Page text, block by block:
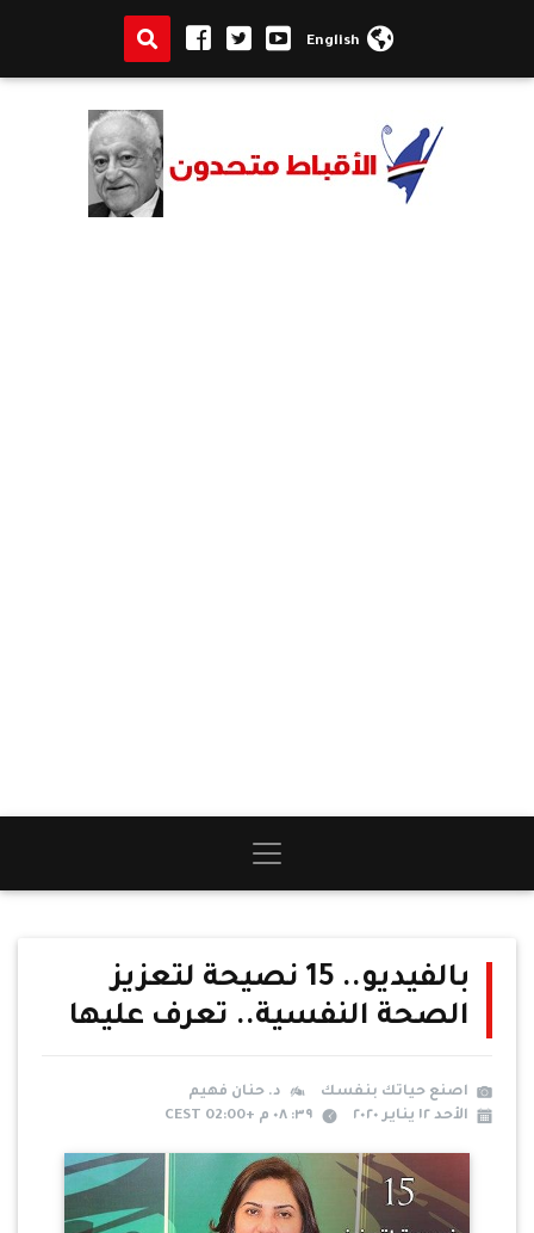
English
بالفيديو.. 15 نصيحة لتعزيز
الصحة النفسية.. تعرف عليها
اصنع حياتك بنفسك
د. حنان فهيم
الأحد ١٢ يناير ٢٠٢٠
٣٩: ٠٨ م +02:00 CEST